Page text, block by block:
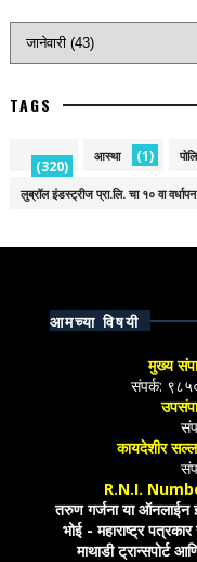
TAGS
(320)
आस्था (1)
लुब्रॉल इंडस्ट्रीज प्रा.लि. चा १० वा
आमच्या विषयी
मुख्य
संपर्क:
कायदेशीर
R.N.I.
तरुण गर्जना या ऑनलाईन
भोई - महाराष्ट्र
माथाडी ट्रान्सपोर्ट